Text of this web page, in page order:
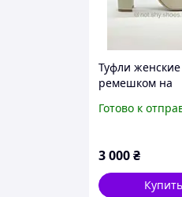
Туфли женские
ремешком на
молочного
Готово к
3 000₴
Купить